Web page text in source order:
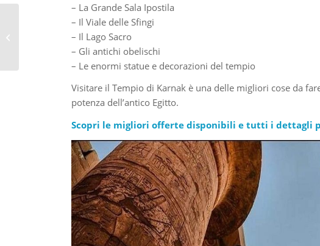
– La Grande Sala Ipostila
– Il Viale delle Sfingi
– Il Lago Sacro
– Gli antichi obelischi
– Le enormi statue e decorazioni del tempio
Visitare il Tempio di Karnak è una delle migliori cose da
potenza dell’antico Egitto.
Scopri le migliori offerte disponibili e tutti i dettagli
Cosa vedere al Cairo: le
15 migliori cose da fare
e guida completa alla